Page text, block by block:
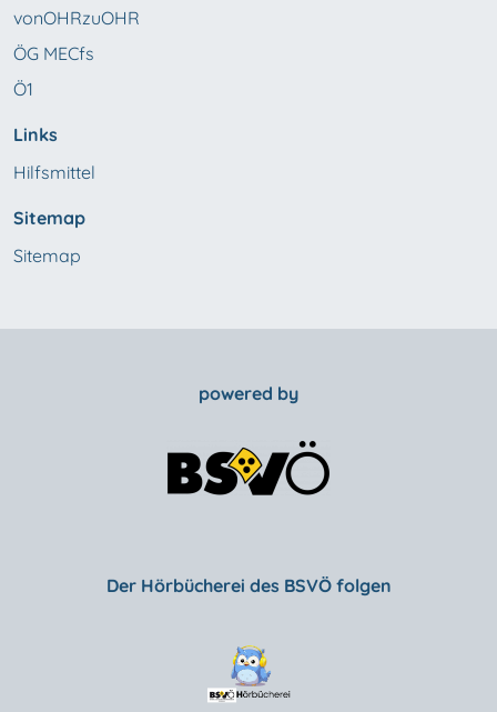
vonOHRzuOHR
ÖG MECfs
Ö1
Links
Hilfsmittel
Sitemap
Sitemap
powered by
Der Hörbücherei des BSVÖ folgen